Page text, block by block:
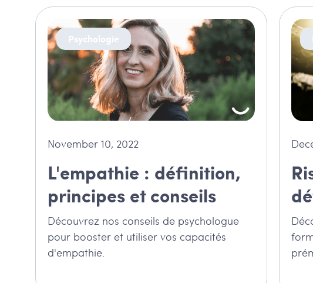
Psychologie
November 10, 2022
L'empathie : définition,
principes et conseils
Découvrez nos conseils de psychologue
pour booster et utiliser vos capacités
d'empathie.